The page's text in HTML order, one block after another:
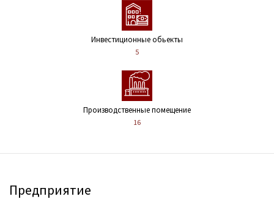
Инвестиционные обьекты
5
Производственные помещение
16
Предприятие